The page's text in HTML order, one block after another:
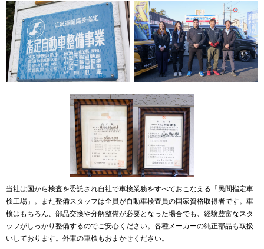
当社は国から検査を委託され自社で車検業務をすべておこなえる「民間指定車
検工場」。また整備スタッフは全員が自動車検査員の国家資格取得者です。車
検はもちろん、部品交換や分解整備が必要となった場合でも、経験豊富なスタ
ッフがしっかり整備するのでご安心ください。各種メーカーの純正部品も取扱
いしております。外車の車検もおまかせください。